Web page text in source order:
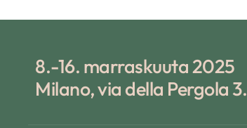
8.-16. marraskuuta 2025
Milano, via della Pergola 3.